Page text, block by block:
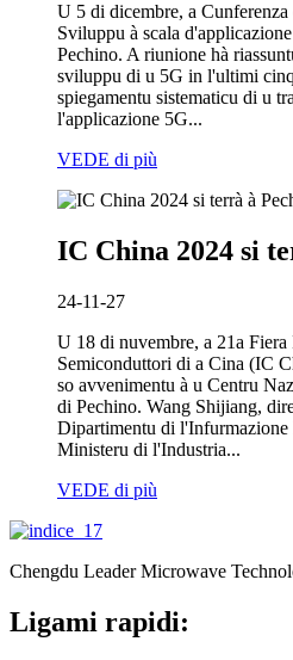
U 5 di dicembre, a
Sviluppu à scala
Pechino. A riunione hà
sviluppu di u 5G in l'ultimi
spiegamentu sistematicu di u
l'applicazione 5G...
VEDE di più
IC China 2024 si
24-11-27
U 18 di nuvembre, a 21a
Semiconduttori di a Cina (IC
so avvenimentu à u Centru
di Pechino. Wang Shijiang,
Dipartimentu di l'Infurmazione
Ministeru di l'Industria...
VEDE di più
Chengdu Leader Microwave
Ligami rapidi: